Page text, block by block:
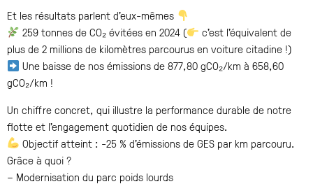
Et les résultats parlent d’eux-mêmes
259 tonnes de CO₂ évitées en 2024 (
c’est l’équivalent de
plus de 2 millions de kilomètres parcourus en voiture citadine !)
Une baisse de nos émissions de 877,80 gCO₂/km à 658,60
gCO₂/km !
Un chiffre concret, qui illustre la performance durable de notre
flotte et l’engagement quotidien de nos équipes.
Objectif atteint : -25 % d’émissions de GES par km parcouru.
Grâce à quoi ?
– Modernisation du parc poids lourds